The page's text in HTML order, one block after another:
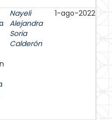
Nayeli
Alejandra
Soria
Calderón
1-ago-2022